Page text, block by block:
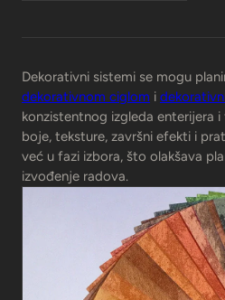
Dekorativni sistemi se mogu
dekorativnom ciglom i
konzistentnog izgleda enterijera
boje, teksture, završni efekti i
već u fazi izbora, što olakšava
izvođenje radova.